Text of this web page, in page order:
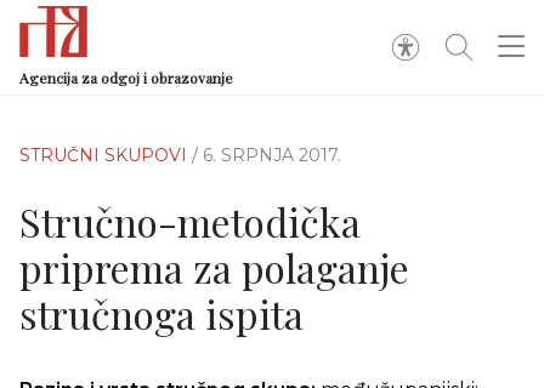
Agencija za odgoj i obrazovanje
STRUČNI SKUPOVI / 6. SRPNJA 2017.
Stručno-metodička
priprema za polaganje
stručnoga ispita